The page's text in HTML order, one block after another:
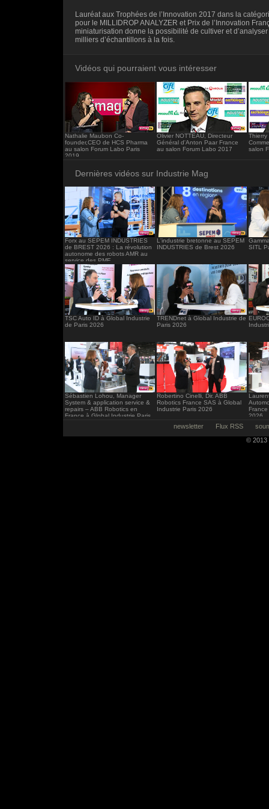
frameborder="0"></iframe>
Lauréat aux Trophées de l’Innovation 2017 dans la
pour le MILLIDROP ANALYZER et Prix de l’Innovation
miniaturisation donne la possibilité de cultiver et
milliers d’échantillons à la fois.
Vidéos qui pourraient vous intéresser
Nathalie Maubon Co-
founder,CEO de HCS Pharma
au salon Forum Labo Paris
2019
Olivier NOTTEAU, Directeur
Général d'Anton Paar France
au salon Forum Labo 2017
Thierry
salon
Dernières vidéos sur Industrie Mag
Forx au SEPEM INDUSTRIES
de BREST 2026 : La révolution
autonome des robots AMR au
service des PME
L'industrie bretonne au SEPEM
INDUSTRIES de Brest 2026
SITL
TSC Auto ID à Global Industrie
de Paris 2026
TRENDnet à Global Industrie de
Paris 2026
Sébastien Lohou, Manager
System & application service &
repairs – ABB Robotics en
France à Global Industrie Paris
Robertino Cinelli, Dir. ABB
Robotics France SAS à Global
Industrie Paris 2026
2026
newsletter Flux RSS
© 2013